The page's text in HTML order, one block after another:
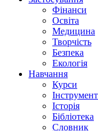
Фінанси
Освіта
Медицина
Творчість
Безпека
Екологія
Навчання
Курси
Історія
Бібліотека
Словник